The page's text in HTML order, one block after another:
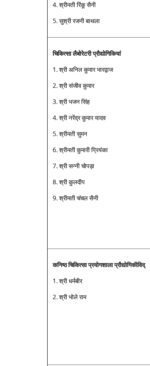
4. श्रीमती रिंकू सैनी
5. सुश्री रजनी बाथला
चिकित्सा लैबोरेटरी प्रौद्योगिकियां
1. श्री अनिल कुमार भारद्वाज
2. श्री संजीव कुमार
3. श्री भजन सिंह
4. श्री नरेंद्र कुमार यादव
5. श्रीमती सुमन
6. श्रीमती कुमारी प्रियंका
7. श्री सन्नी चोपड़ा
8. श्री कुलदीप
9. श्रीमती चंचल सैनी
कनिष्ठ चिकित्सा प्रयोगशाला प्रौद्योगिकीविद्
1. श्री धर्मबीर
2. श्री भोले राम